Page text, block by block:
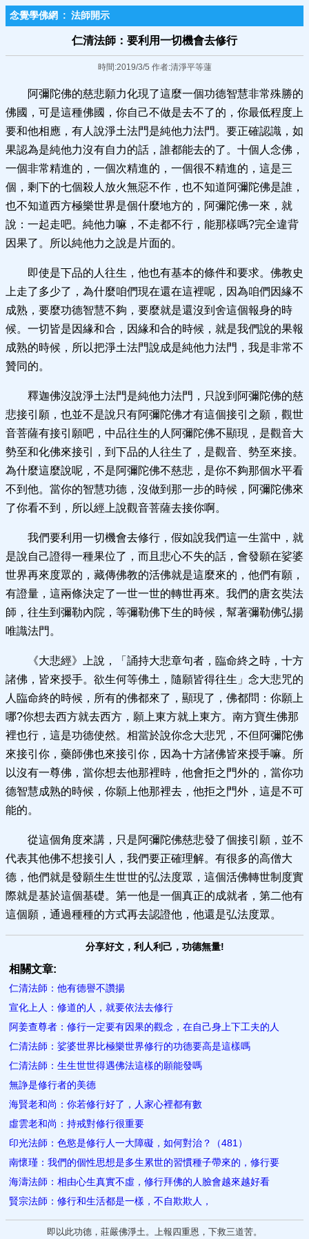
念覺學佛網 : 法師開示
仁清法師：要利用一切機會去修行
時間:2019/3/5 作者:清淨平等蓮
阿彌陀佛的慈悲願力化現了這麼一個功德智慧非常殊勝的
佛國，可是這種佛國，你自己不做是去不了的，你最低程度上
要和他相應，有人說淨土法門是純他力法門。要正確認識，如
果認為是純他力沒有自力的話，誰都能去的了。十個人念佛，
一個非常精進的，一個次精進的，一個很不精進的，這是三
個，剩下的七個殺人放火無惡不作，也不知道阿彌陀佛是誰，
也不知道西方極樂世界是個什麼地方的，阿彌陀佛一來，就
說：一起走吧。純他力嘛，不走都不行，能那樣嗎?完全違背
因果了。所以純他力之說是片面的。
即使是下品的人往生，他也有基本的條件和要求。佛教史
上走了多少了，為什麼咱們現在還在這裡呢，因為咱們因緣不
成熟，要麼功德智慧不夠，要麼就是還沒到舍這個報身的時
候。一切皆是因緣和合，因緣和合的時候，就是我們說的果報
成熟的時候，所以把淨土法門說成是純他力法門，我是非常不
贊同的。
釋迦佛沒說淨土法門是純他力法門，只說到阿彌陀佛的慈
悲接引願，也並不是說只有阿彌陀佛才有這個接引之願，觀世
音菩薩有接引願吧，中品往生的人阿彌陀佛不顯現，是觀音大
勢至和化佛來接引，到下品的人往生了，是觀音、勢至來接。
為什麼這麼說呢，不是阿彌陀佛不慈悲，是你不夠那個水平看
不到他。當你的智慧功德，沒做到那一步的時候，阿彌陀佛來
了你看不到，所以經上說觀音菩薩去接你啊。
我們要利用一切機會去修行，假如說我們這一生當中，就
是說自己證得一種果位了，而且悲心不失的話，會發願在娑婆
世界再來度眾的，藏傳佛教的活佛就是這麼來的，他們有願，
有證量，這兩條決定了一世一世的轉世再來。我們的唐玄奘法
師，往生到彌勒內院，等彌勒佛下生的時候，幫著彌勒佛弘揚
唯識法門。
《大悲經》上說，「誦持大悲章句者，臨命終之時，十方
諸佛，皆來授手。欲生何等佛土，隨願皆得往生」念大悲咒的
人臨命終的時候，所有的佛都來了，顯現了，佛都問：你願上
哪?你想去西方就去西方，願上東方就上東方。南方寶生佛那
裡也行，這是功德使然。相當於說你念大悲咒，不但阿彌陀佛
來接引你，藥師佛也來接引你，因為十方諸佛皆來授手嘛。所
以沒有一尊佛，當你想去他那裡時，他會拒之門外的，當你功
德智慧成熟的時候，你願上他那裡去，他拒之門外，這是不可
能的。
從這個角度來講，只是阿彌陀佛慈悲發了個接引願，並不
代表其他佛不想接引人，我們要正確理解。有很多的高僧大
德，他們就是發願生生世世的弘法度眾，這個活佛轉世制度實
際就是基於這個基礎。第一他是一個真正的成就者，第二他有
這個願，通過種種的方式再去認證他，他還是弘法度眾。
分享好文，利人利己，功德無量!
相關文章:
仁清法師：他有德譽不讚揚
宣化上人：修道的人，就要依法去修行
阿姜查尊者：修行一定要有因果的觀念，在自己身上下工夫的人
仁清法師：娑婆世界比極樂世界修行的功德要高是這樣嗎
仁清法師：生生世世得遇佛法這樣的願能發嗎
無諍是修行者的美德
海賢老和尚：你若修行好了，人家心裡都有數
虛雲老和尚：持戒對修行很重要
印光法師：色慾是修行人一大障礙，如何對治？（481）
南懷瑾：我們的個性思想是多生累世的習慣種子帶來的，修行要
海濤法師：相由心生真實不虛，修行拜佛的人臉會越來越好看
賢宗法師：修行和生活都是一樣，​不自欺欺人，
即以此功德，莊嚴佛淨土。上報四重恩，下救三道苦。